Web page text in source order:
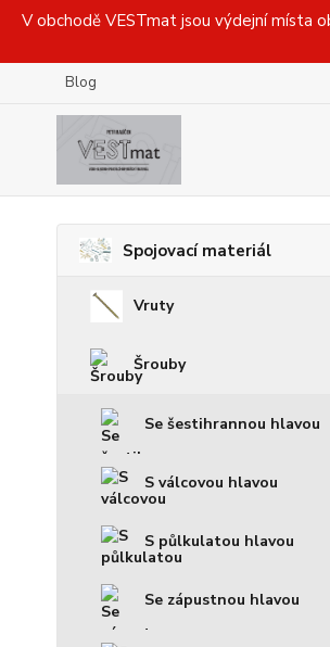
V obchodě VESTmat jsou výdejní místa
Blog
Spojovací materiál
Vruty
Šrouby
Se šestihrannou hlavou
S válcovou hlavou
S půlkulatou hlavou
Se zápustnou hlavou